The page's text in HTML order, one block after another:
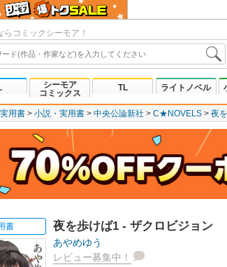
コミックシーモア！
シーモア
コミックス
TL ライトノベル
用書 小説・実用書 中央公論新社 C★NOVELS 夜
書 夜を歩けば1 - ザクロビジョン
あやめゆう
レビュー募集中！